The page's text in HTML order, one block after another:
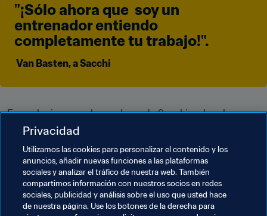
"¡Sólo ahora que  soy un
entrenador entiendo
completamente tu trabajo!".
Van Basten, a Sacchi
En cualquier caso, lo que hace de Sacchi un hombre
inmortal en la historia del fútbol no son los títulos que
y en la infinidad de entrenadores que, aún hoy, siguen
marcados por sus ideas.
Privacidad
Utilizamos las cookies para personalizar el contenido y los
anuncios, añadir nuevas funciones a las plataformas
sociales y analizar el tráfico de nuestra web. También
compartimos información con nuestros socios en redes
sociales, publicidad y análisis sobre el uso que usted hace
de nuestra página. Use los botones de la derecha para